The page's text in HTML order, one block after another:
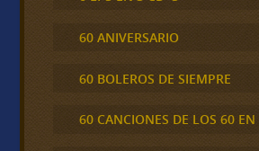
60 ANIVERSARIO
60 BOLEROS DE SIEMPRE
60 CANCIONES DE LOS 60 EN